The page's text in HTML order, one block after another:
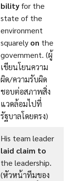
bilityfor the
state of the
environment
squarely on the
government. (ผู้
เขียนโยนความ
ผิด/ความรับผิด
ชอบต่อสภาพสิ่ง
แวดล้อมไปที่
รัฐบาลโดยตรง)
His team leader
laid claim to
the leadership.
(หัวหน้าทีมของ